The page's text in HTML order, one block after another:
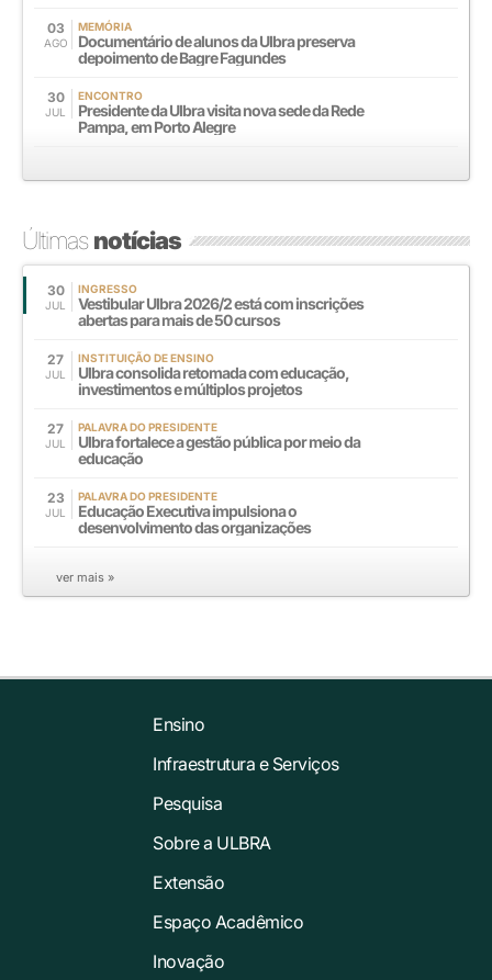
03
AGO
MEMÓRIA
Documentário de alunos da Ulbra preserva
depoimento de Bagre Fagundes
30
JUL
ENCONTRO
Presidente da Ulbra visita nova sede da Rede
Pampa, em Porto Alegre
Últimasnotícias
30
JUL
INGRESSO
Vestibular Ulbra 2026/2 está com inscrições
abertas para mais de 50 cursos
27
JUL
INSTITUIÇÃO DE ENSINO
Ulbra consolida retomada com educação,
investimentos e múltiplos projetos
27
JUL
PALAVRA DO PRESIDENTE
Ulbra fortalece a gestão pública por meio da
educação
23
JUL
PALAVRA DO PRESIDENTE
Educação Executiva impulsiona o
desenvolvimento das organizações
ver mais »
Ensino
Infraestrutura e Serviços
Pesquisa
Sobre a ULBRA
Extensão
Espaço Acadêmico
Inovação